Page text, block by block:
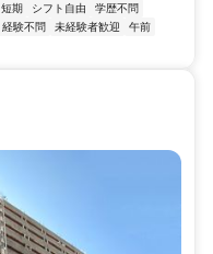
短期 シフト自由
学歴不問
経験不問 未経験者歓迎
午前